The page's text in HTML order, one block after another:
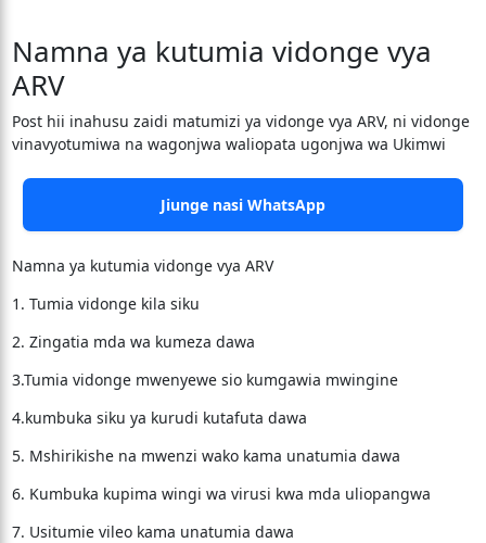
Namna ya kutumia vidonge vya
ARV
Post hii inahusu zaidi matumizi ya vidonge vya ARV, ni vidonge
vinavyotumiwa na wagonjwa waliopata ugonjwa wa Ukimwi
Jiunge nasi WhatsApp
Namna ya kutumia vidonge vya ARV
1. Tumia vidonge kila siku
2. Zingatia mda wa kumeza dawa
3.Tumia vidonge mwenyewe sio kumgawia mwingine
4.kumbuka siku ya kurudi kutafuta dawa
5. Mshirikishe na mwenzi wako kama unatumia dawa
6. Kumbuka kupima wingi wa virusi kwa mda uliopangwa
7. Usitumie vileo kama unatumia dawa